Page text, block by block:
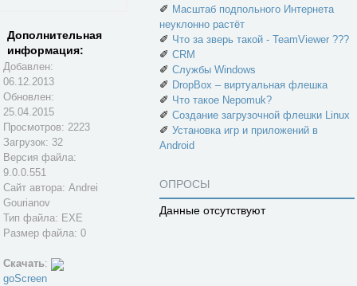
Дополнительная
информация:
Добавлен:
06.12.2013
Обновлен:
25.04.2015
Просмотров: 2223
Загрузок: 32
Версия файла:
9.0.0.551
Сайт автора: Andrei
Gourianov
Тип файла: EXE
Размер файла: 0
Скачать:
goScreen
✐ Масштаб подпольного Интернета
неуклонно растёт
✐ Что за зверь такой - TeamViewer ???
✐ CRM
✐ Службы Windows
✐ DropBox – виртуальная флешка
✐ Что такое Nepomuk?
✐ Создание загрузочной флешки Linux
✐ Установка игр и приложений в
Android
ОПРОСЫ
Данные отсутствуют